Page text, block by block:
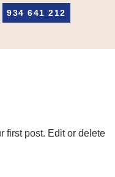
934 641 212
first post. Edit or delete